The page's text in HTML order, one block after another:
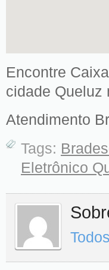
Encontre
cidade Queluz
Atendimento
Tags:
Eletrônico